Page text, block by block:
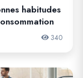
habitudes
340